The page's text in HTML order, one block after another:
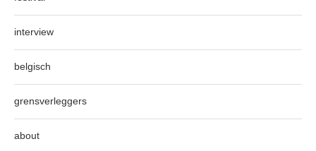
interview
belgisch
grensverleggers
about